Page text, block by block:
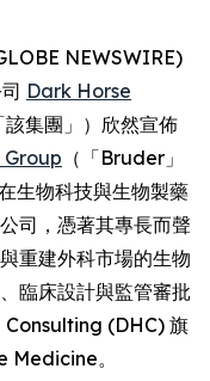
NEWSWIRE)
Dark Horse
該集團」）欣然宣佈
（「Bruder」
生物科技與生物製藥
司，憑著其專長而聲
重建外科市場的生物
臨床設計與監管審批
Consulting (DHC) 旗
Medicine。